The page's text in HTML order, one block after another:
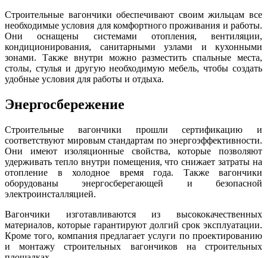
Строительные вагончики обеспечивают своим жильцам все
необходимые условия для комфортного проживания и работы.
Они оснащены системами отопления, вентиляции,
кондиционирования, санитарными узлами и кухонными
зонами. Также внутри можно разместить спальные места,
столы, стулья и другую необходимую мебель, чтобы создать
удобные условия для работы и отдыха.
Энергосбережение
Строительные вагончики прошли сертификацию и
соответствуют мировым стандартам по энергоэффективности.
Они имеют изоляционные свойства, которые позволяют
удерживать тепло внутри помещения, что снижает затраты на
отопление в холодное время года. Также вагончики
оборудованы энергосберегающей и безопасной
электроинсталляцией.
Вагончики изготавливаются из высококачественных
материалов, которые гарантируют долгий срок эксплуатации.
Кроме того, компания предлагает услуги по проектированию
и монтажу строительных вагончиков на строительных